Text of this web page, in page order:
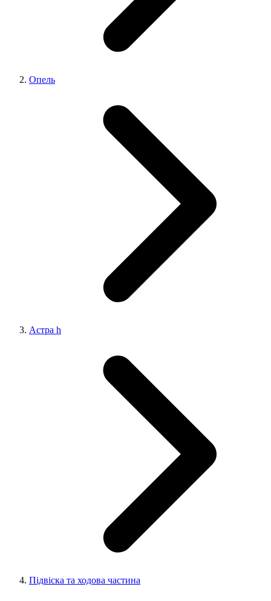
Опель
Астра h
Підвіска та ходова частина